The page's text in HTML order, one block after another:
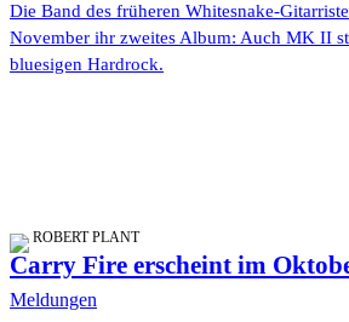
Die Band des früheren Whitesnake-
November ihr zweites Album: Auch MK II
bluesigen Hardrock.
ROBERT PLANT
Carry Fire erscheint im
Meldungen